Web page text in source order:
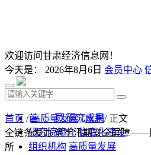
欢迎访问甘肃经济信息网！
今天是： 2026年8月6日 会员中心
首 页 研究成果
研究院简介 信息化建设
组织机构 高质量发展
首页 /高质量发展/水利/ 正文
全链条发力 筑牢汛期安全屏障——
所